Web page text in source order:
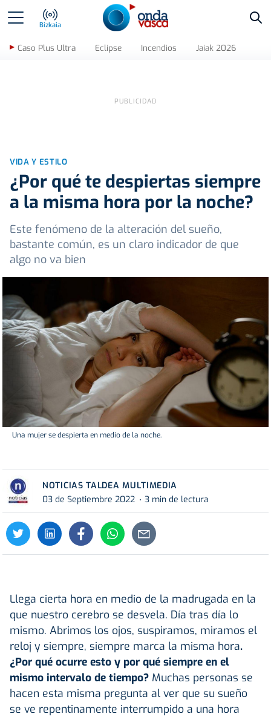
Bizkaia
Caso Plus Ultra Eclipse Incendios Jaiak 2026
VIDA Y ESTILO
¿Por qué te despiertas siempre
a la misma hora por la noche?
Este fenómeno de la alteración del sueño,
bastante común, es un claro indicador de que
algo no va bien
Una mujer se despierta en medio de la noche.
NOTICIAS TALDEA MULTIMEDIA
03 de Septiembre 2022
3 min de lectura
Llega cierta hora en medio de la madrugada en la
que nuestro cerebro se desvela. Día tras día lo
mismo. Abrimos los ojos, suspiramos, miramos el
reloj y siempre, siempre marca la misma hora.
¿Por qué ocurre esto y por qué siempre en el
mismo intervalo de tiempo? Muchas personas se
hacen esta misma pregunta al ver que su sueño
se ve repentinamente interrumpido a una hora